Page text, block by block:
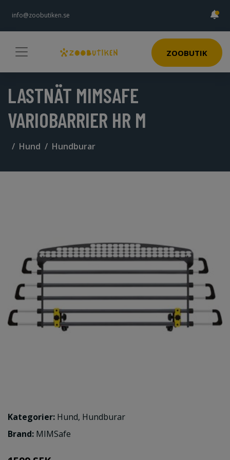
info@zoobutiken.se
ZOOBUTIK
LASTNÄT MIMSAFE
VARIOBARRIER HR M
Hund Hundburar
Kategorier: Hund, Hundburar
Brand: MIMSafe